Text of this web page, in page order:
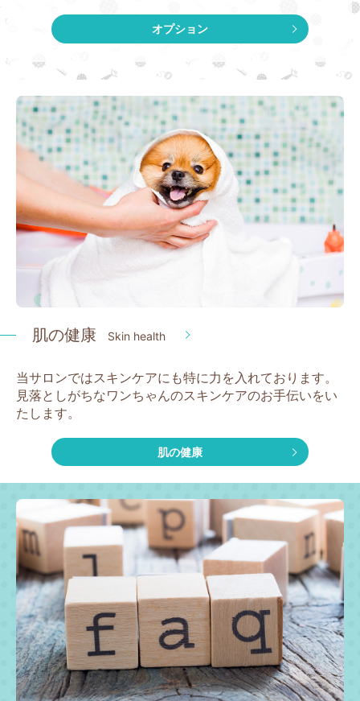
オプション
肌の健康 Skin health
当サロンではスキンケアにも特に力を入れております。
見落としがちなワンちゃんのスキンケアのお手伝いをい
たします。
肌の健康